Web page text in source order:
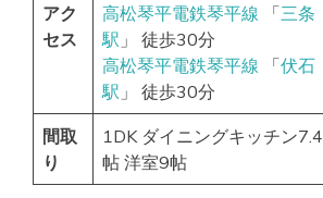
アク
セス
高松琴平電鉄琴平線 「三条
駅 」 徒歩30分
高松琴平電鉄琴平線 「伏石
駅 」 徒歩30分
間取
り
1DK ダイニングキッチン7.4
帖 洋室9帖